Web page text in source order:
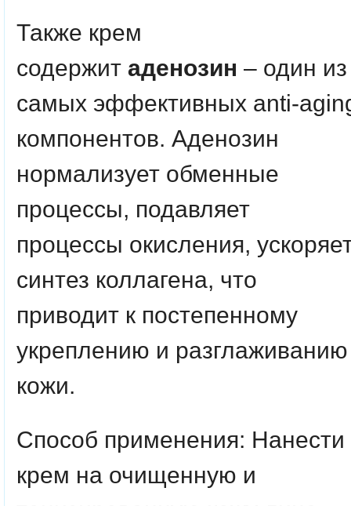
Также крем
содержит аденозин – один из
самых эффективных anti-
компонентов. Аденозин
нормализует обменные
процессы, подавляет
процессы окисления,
синтез коллагена, что
приводит к постепенному
укреплению и разглаживанию
кожи.
Способ применения: Нанести
крем на очищенную и